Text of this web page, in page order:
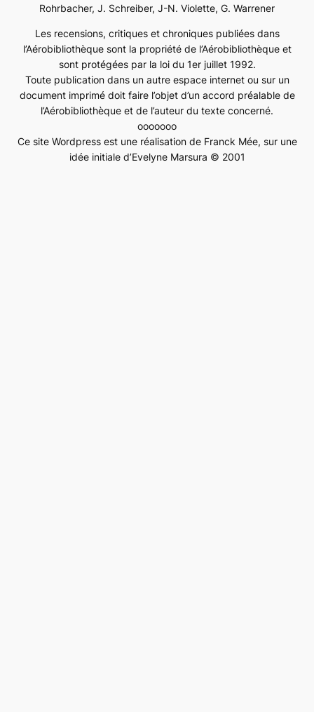
Rohrbacher, J. Schreiber, J-N. Violette, G. Warrener
Les recensions, critiques et chroniques publiées dans
l’Aérobibliothèque sont la propriété de l’Aérobibliothèque et
sont protégées par la loi du 1er juillet 1992.
Toute publication dans un autre espace internet ou sur un
document imprimé doit faire l’objet d’un accord préalable de
l’Aérobibliothèque et de l’auteur du texte concerné.
ooooooo
Ce site Wordpress est une réalisation de Franck Mée, sur une
idée initiale d’Evelyne Marsura © 2001